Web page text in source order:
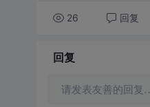
26 回复
回复
请发表友善的回复